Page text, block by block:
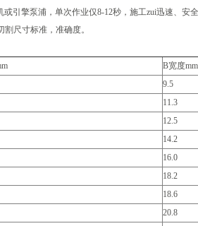
引擎泵浦，单次作业仅8-12秒，施工zui迅速、安全
尺寸标准，准确度。
B宽度mm
9.5
11.3
12.5
14.2
16.0
18.2
18.6
20.8